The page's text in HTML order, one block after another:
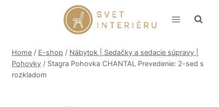
Home / E-shop / Nábytok | Sedačky a sedacie súpravy |
Pohovky / Stagra Pohovka CHANTAL Prevedenie: 2-sed s
rozkladom